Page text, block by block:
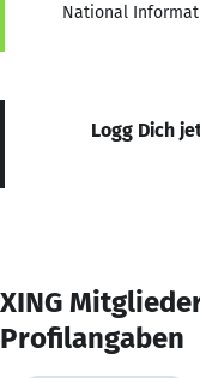
National
Logg Dich
XING
Profilangaben